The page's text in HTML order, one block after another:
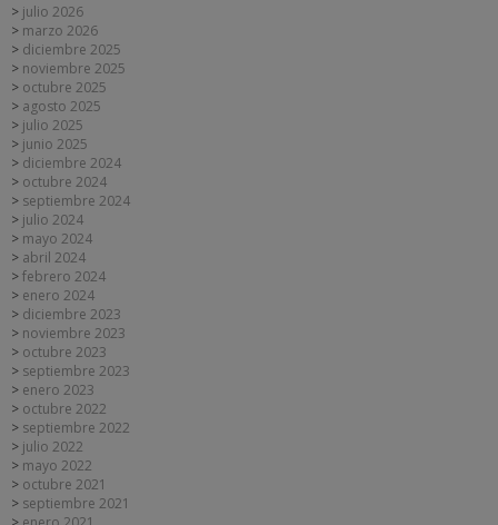
julio 2026
marzo 2026
diciembre 2025
noviembre 2025
octubre 2025
agosto 2025
julio 2025
junio 2025
diciembre 2024
octubre 2024
septiembre 2024
julio 2024
mayo 2024
abril 2024
febrero 2024
enero 2024
diciembre 2023
noviembre 2023
octubre 2023
septiembre 2023
enero 2023
octubre 2022
septiembre 2022
julio 2022
mayo 2022
octubre 2021
septiembre 2021